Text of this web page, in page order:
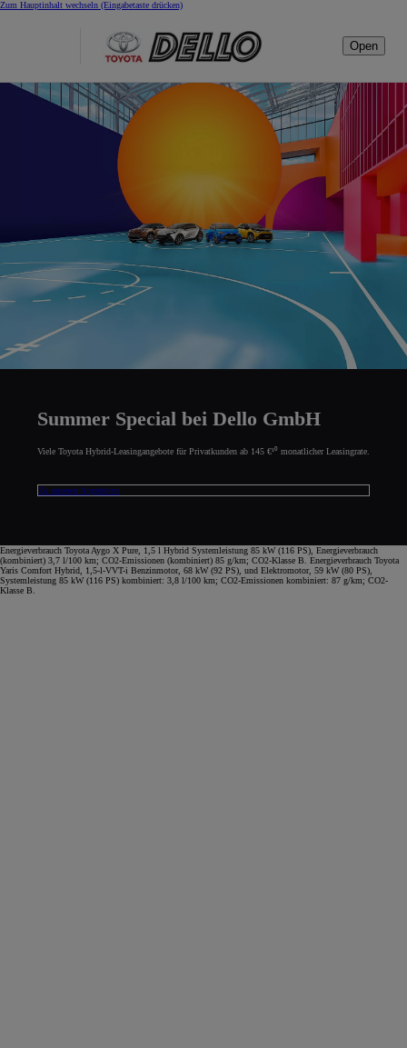
Zum Hauptinhalt wechseln (Eingabetaste drücken)
Open
Summer Special bei Dello GmbH
Viele Toyota Hybrid-Leasingangebote für Privatkunden ab 145 €¹⁰ monatlicher Leasingrate.
Zu unseren Angeboten
Energieverbrauch Toyota Aygo X Pure, 1,5 l Hybrid Systemleistung 85 kW (116 PS), Energieverbrauch
(kombiniert) 3,7 l/100 km; CO2-Emissionen (kombiniert) 85 g/km; CO2-Klasse B. Energieverbrauch Toyota
Yaris Comfort Hybrid, 1,5-l-VVT-i Benzinmotor, 68 kW (92 PS), und Elektromotor, 59 kW (80 PS),
Systemleistung 85 kW (116 PS) kombiniert: 3,8 l/100 km; CO2-Emissionen kombiniert: 87 g/km; CO2-
Klasse B.